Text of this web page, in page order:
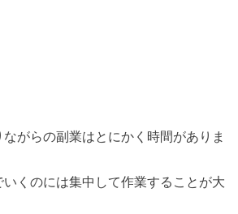
がらの副業はとにかく時間がありま
くのには集中して作業することが大